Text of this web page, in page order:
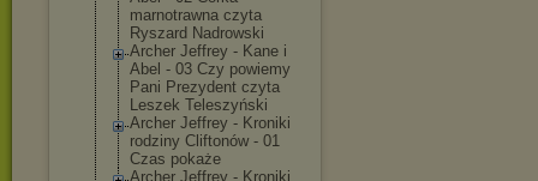
marnotrawna czyta
Ryszard Nadrowski
Archer Jeffrey - Kane i
Abel - 03 Czy powiemy
Pani Prezydent czyta
Leszek Teleszyński
Archer Jeffrey - Kroniki
rodziny Cliftonów - 01
Czas pokaże
Archer Jeffrey - Kroniki